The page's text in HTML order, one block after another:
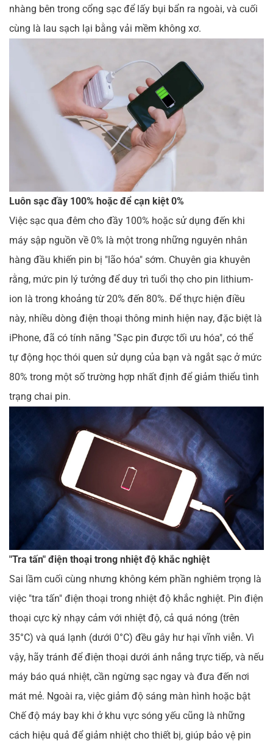
nhàng bên trong cổng sạc để lấy bụi bẩn ra ngoài, và cuối
cùng là lau sạch lại bằng vải mềm không xơ.
Luôn sạc đầy 100% hoặc để cạn kiệt 0%
Việc sạc qua đêm cho đầy 100% hoặc sử dụng đến khi
máy sập nguồn về 0% là một trong những nguyên nhân
hàng đầu khiến pin bị "lão hóa" sớm. Chuyên gia khuyên
rằng, mức pin lý tưởng để duy trì tuổi thọ cho pin lithium-
ion là trong khoảng từ 20% đến 80%. Để thực hiện điều
này, nhiều dòng điện thoại thông minh hiện nay, đặc biệt là
iPhone, đã có tính năng "Sạc pin được tối ưu hóa", có thể
tự động học thói quen sử dụng của bạn và ngắt sạc ở mức
80% trong một số trường hợp nhất định để giảm thiểu tình
trạng chai pin.
"Tra tấn" điện thoại trong nhiệt độ khắc nghiệt
Sai lầm cuối cùng nhưng không kém phần nghiêm trọng là
việc "tra tấn" điện thoại trong nhiệt độ khắc nghiệt. Pin điện
thoại cực kỳ nhạy cảm với nhiệt độ, cả quá nóng (trên
35°C) và quá lạnh (dưới 0°C) đều gây hư hại vĩnh viễn. Vì
vậy, hãy tránh để điện thoại dưới ánh nắng trực tiếp, và nếu
máy báo quá nhiệt, cần ngừng sạc ngay và đưa đến nơi
mát mẻ. Ngoài ra, việc giảm độ sáng màn hình hoặc bật
Chế độ máy bay khi ở khu vực sóng yếu cũng là những
cách hiệu quả để giảm nhiệt cho thiết bị, giúp bảo vệ pin